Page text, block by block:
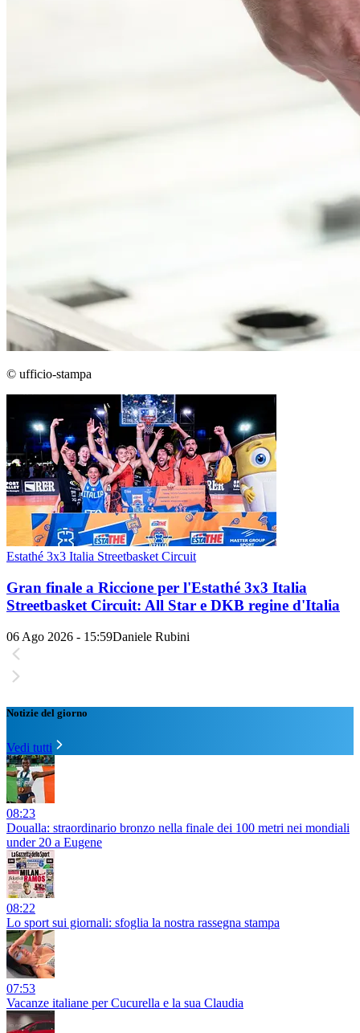
© ufficio-stampa
Estathé 3x3 Italia Streetbasket Circuit
Gran finale a Riccione per l'Estathé 3x3 Italia
Streetbasket Circuit: All Star e DKB regine d'Italia
06 Ago 2026 - 15:59Daniele Rubini
Notizie del giorno
Vedi tutti
08:23
Doualla: straordinario bronzo nella finale dei 100 metri nei mondiali
under 20 a Eugene
08:22
Lo sport sui giornali: sfoglia la nostra rassegna stampa
07:53
Vacanze italiane per Cucurella e la sua Claudia